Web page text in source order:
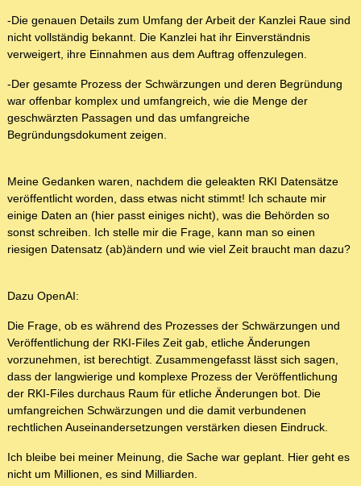
-Die genauen Details zum Umfang der Arbeit der Kanzlei Raue sind
nicht vollständig bekannt. Die Kanzlei hat ihr Einverständnis
verweigert, ihre Einnahmen aus dem Auftrag offenzulegen.
-Der gesamte Prozess der Schwärzungen und deren Begründung
war offenbar komplex und umfangreich, wie die Menge der
geschwärzten Passagen und das umfangreiche
Begründungsdokument zeigen.
Meine Gedanken waren, nachdem die geleakten RKI Datensätze
veröffentlicht worden, dass etwas nicht stimmt! Ich schaute mir
einige Daten an (hier passt einiges nicht), was die Behörden so
sonst schreiben. Ich stelle mir die Frage, kann man so einen
riesigen Datensatz (ab)ändern und wie viel Zeit braucht man dazu?
Dazu OpenAI:
Die Frage, ob es während des Prozesses der Schwärzungen und
Veröffentlichung der RKI-Files Zeit gab, etliche Änderungen
vorzunehmen, ist berechtigt. Zusammengefasst lässt sich sagen,
dass der langwierige und komplexe Prozess der Veröffentlichung
der RKI-Files durchaus Raum für etliche Änderungen bot. Die
umfangreichen Schwärzungen und die damit verbundenen
rechtlichen Auseinandersetzungen verstärken diesen Eindruck.
Ich bleibe bei meiner Meinung, die Sache war geplant. Hier geht es
nicht um Millionen, es sind Milliarden.